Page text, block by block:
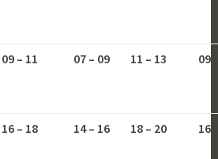
09 – 11 07 – 09 11 – 13 09
16 – 18 14 – 16 18 – 20 16